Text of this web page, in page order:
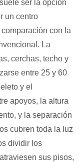
ser la opción
un centro
con la
La
cerchas, techo y
entre 25 y 60
y el
apoyos, la altura
y la separación
cubren toda la luz
dividir los
sus pisos,